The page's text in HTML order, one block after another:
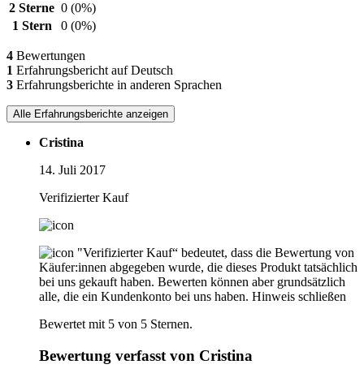
2 Sterne 0 (0%)
1 Stern
0 (0%)
4 Bewertungen
1 Erfahrungsbericht auf Deutsch
3 Erfahrungsberichte in anderen Sprachen
Alle Erfahrungsberichte anzeigen
Cristina
14. Juli 2017
Verifizierter Kauf
"Verifizierter Kauf“ bedeutet, dass die Bewertung von
Käufer:innen abgegeben wurde, die dieses Produkt tatsächlich
bei uns gekauft haben. Bewerten können aber grundsätzlich
alle, die ein Kundenkonto bei uns haben. Hinweis schließen
Bewertet mit 5 von 5 Sternen.
Bewertung verfasst von Cristina